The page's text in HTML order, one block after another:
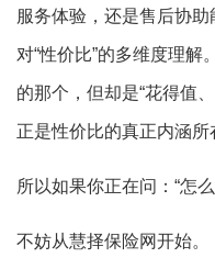
服务体验，还是售后协
对“性价比”的多维度理
的那个，但却是“花得值
正是性价比的真正内涵所
所以如果你正在问：“怎
不妨从慧择保险网开始。